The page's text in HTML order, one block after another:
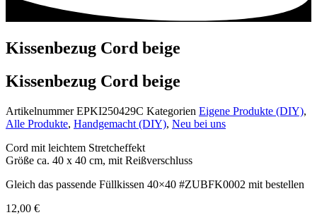
Kissenbezug Cord beige
Kissenbezug Cord beige
ArtikelnummerEPKI250429C Kategorien Eigene Produkte (DIY),
Alle Produkte, Handgemacht (DIY), Neu bei uns
Cord mit leichtem Stretcheffekt
Größe ca. 40 x 40 cm, mit Reißverschluss
Gleich das passende Füllkissen 40×40 #ZUBFK0002 mit bestellen
12,00 €